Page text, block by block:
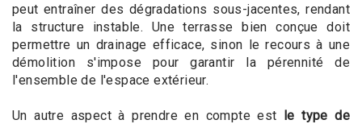
peut entraîner des dégradations sous-jacentes, rendant
la structure instable. Une terrasse bien conçue doit
permettre un drainage efficace, sinon le recours à une
démolition s'impose pour garantir la pérennité de
l'ensemble de l'espace extérieur.
Un autre aspect à prendre en compte est le type de